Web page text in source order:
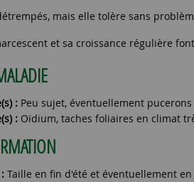
mais elle tolère sans
et sa croissance régulière
: Peu sujet, éventuellement
: Oïdium, taches foliaires en climat
Taille en fin d'été et éventuellement